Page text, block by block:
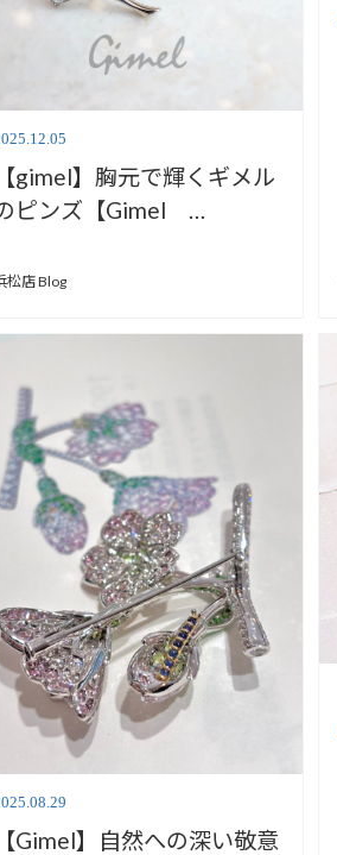
【gimel】胸元で輝くギメル
ピンズ【Gimel
松店 Blog
【Gimel】自然への深い敬意